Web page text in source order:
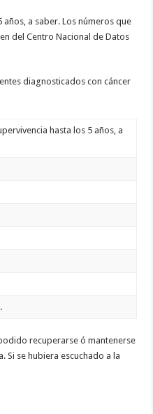
a saber. Los números que
del Centro Nacional de Datos
diagnosticados con cáncer
hasta los 5 años, a
recuperarse ó mantenerse
Si se hubiera escuchado a la